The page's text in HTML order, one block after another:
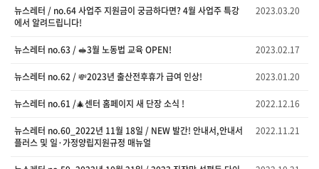
뉴스레터 / no.64 사업주 지원금이 궁금하다면? 4월 사업주 특강
에서 알려드립니다!
2023.03.20
뉴스레터 no.63 / 🥪3월 노동법 교육 OPEN! 2023.02.17
뉴스레터 no.62 / 💸2023년 출산전후휴가 급여 인상! 2023.01.20
뉴스레터 no.61 /🎄센터 홈페이지 새 단장 소식 ! 2022.12.16
뉴스레터 no.60_2022년 11월 18일 / NEW 발간! 안내서,안내서
플러스 및 일·가정양립지원규정 매뉴얼
2022.11.21